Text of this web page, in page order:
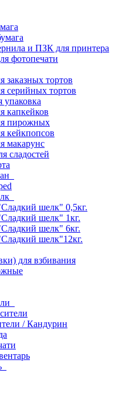
и ПЗК для принтера
фотопечати
заказных тортов
серийных тортов
упаковка
капкейков
пирожных
кейкпопсов
макарунс
сладостей
шелк" 0,5кг.
шелк" 1кг.
шелк" 6кг.
шелк"12кг.
для взбивания
/ Кандурин